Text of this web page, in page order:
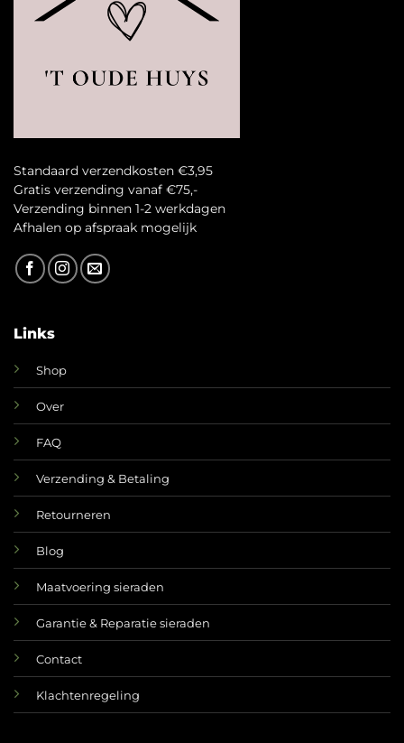
Standaard verzendkosten €3,95
Gratis verzending vanaf €75,-
Verzending binnen 1-2 werkdagen
Afhalen op afspraak mogelijk
Links
Shop
Over
FAQ
Verzending & Betaling
Retourneren
Blog
Maatvoering sieraden
Garantie & Reparatie sieraden
Contact
Klachtenregeling